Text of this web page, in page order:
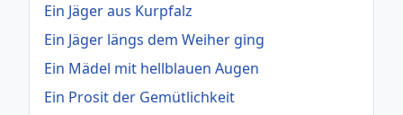
Ein Jäger aus Kurpfalz
Ein Jäger längs dem Weiher ging
Ein Mädel mit hellblauen Augen
Ein Prosit der Gemütlichkeit